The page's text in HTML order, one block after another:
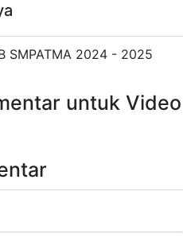
SMPATMA 2024 - 2025
untuk